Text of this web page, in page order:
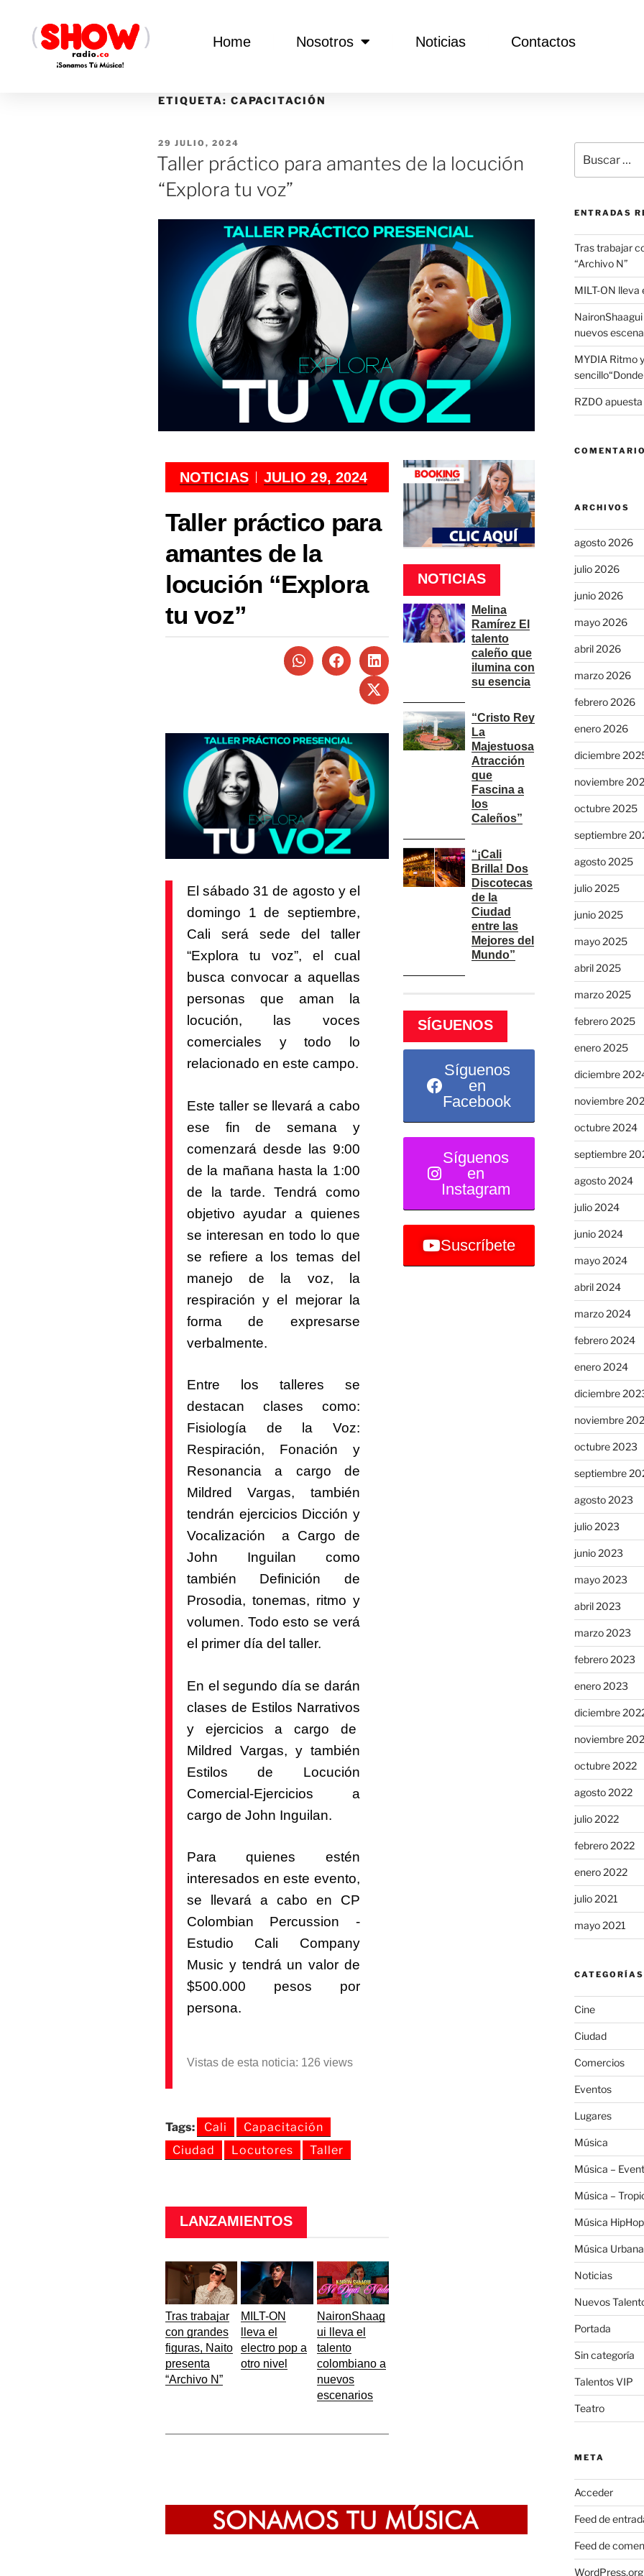
Home Nosotros Noticias Contactos
ETIQUETA: CAPACITACIÓN
29 JULIO, 2024
Taller práctico para amantes de la locución
“Explora tu voz”
NOTICIAS JULIO 29, 2024
Taller práctico para
amantes de la
locución “Explora
tu voz”
El sábado 31 de agosto y el
domingo 1 de septiembre,
Cali será sede del taller
“Explora tu voz”, el cual
busca convocar a aquellas
personas que aman la
locución, las voces
comerciales y todo lo
relacionado en este campo.
Este taller se llevará a cabo
ese fin de semana y
comenzará desde las 9:00
de la mañana hasta la 1:00
de la tarde. Tendrá como
objetivo ayudar a quienes
se interesan en todo lo que
se refiere a los temas del
manejo de la voz, la
respiración y el mejorar la
forma de expresarse
verbalmente.
Entre los talleres se
destacan clases como:
Fisiología de la Voz:
Respiración, Fonación y
Resonancia a cargo de
Mildred Vargas, también
tendrán ejercicios Dicción y
Vocalización a Cargo de
John Inguilan como
también Definición de
Prosodia, tonemas, ritmo y
volumen. Todo esto se verá
el primer día del taller.
En el segundo día se darán
clases de Estilos Narrativos
y ejercicios a cargo de
Mildred Vargas, y también
Estilos de Locución
Comercial-Ejercicios a
cargo de John Inguilan.
Para quienes estén
interesados en este evento,
se llevará a cabo en CP
Colombian Percussion -
Estudio Cali Company
Music y tendrá un valor de
$500.000 pesos por
persona.
Vistas de esta noticia: 126 views
Tags: Cali
Capacitación
Ciudad
Locutores Taller
LANZAMIENTOS
Tras trabajar
con grandes
figuras, Naito
presenta
“Archivo N”
MILT-ON
lleva el
electro pop a
otro nivel
NaironShaag
ui lleva el
talento
colombiano a
nuevos
escenarios
NOTICIAS
Melina
Ramírez El
talento
caleño que
ilumina con
su esencia
“Cristo Rey
La
Majestuosa
Atracción
que
Fascina a
los
Caleños”
“¡Cali
Brilla! Dos
Discotecas
de la
Ciudad
entre las
Mejores del
Mundo”
SÍGUENOS
Síguenos
en
Facebook
Síguenos
en
Instagram
Suscríbete
ENTRADAS
Tras trabajar
“Archivo N”
MILT-ON lleva
nuevos
MYDIA Ritmo
sencillo“Donde
RZDO
ARCHIVOS
agosto 2026
julio 2026
junio 2026
mayo 2026
abril 2026
marzo 2026
febrero 2026
enero 2026
diciembre
noviembre
octubre 2025
septiembre
agosto 2025
julio 2025
junio 2025
mayo 2025
abril 2025
marzo 2025
febrero 2025
enero 2025
diciembre
noviembre
octubre 2024
septiembre
agosto 2024
julio 2024
junio 2024
mayo 2024
abril 2024
marzo 2024
febrero 2024
enero 2024
diciembre
noviembre
octubre 2023
septiembre
agosto 2023
julio 2023
junio 2023
mayo 2023
abril 2023
marzo 2023
febrero 2023
enero 2023
diciembre
noviembre
octubre 2022
agosto 2022
julio 2022
febrero 2022
enero 2022
julio 2021
mayo 2021
CATEGORÍAS
Cine
Ciudad
Comercios
Eventos
Lugares
Música
Música –
Música –
Música HipHop
Música Urbana
Noticias
Nuevos
Portada
Sin categoría
Talentos VIP
Teatro
META
Acceder
Feed de
Feed de
WordPress.org